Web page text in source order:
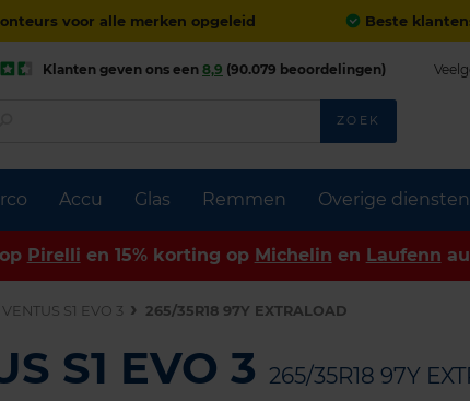
voor alle merken opgeleid Beste
Accu Glas Remmen Overige diensten
Klanten geven ons een 8,9 (90.079 beoordelingen)
ZOEK
Pirelli en 15% korting op Michelin en Laufenn
VENTUS S1 EVO 3 265/35R18 97Y EXTRALOAD
S1 EVO 3 265/35R18 97Y